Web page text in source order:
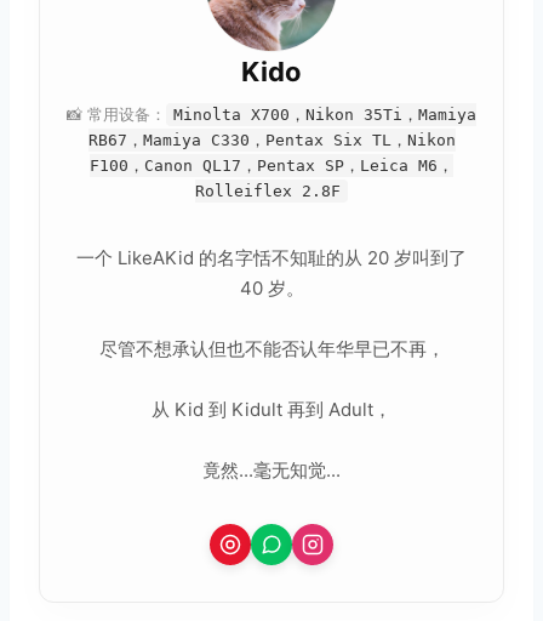
Kido
📸 常用设备：
Minolta X700，Nikon 35Ti，Mamiya
RB67，Mamiya C330，Pentax Six TL，Nikon
F100，Canon QL17，Pentax SP，Leica M6，
Rolleiflex 2.8F
一个 LikeAKid 的名字恬不知耻的从 20 岁叫到了
40 岁。
尽管不想承认但也不能否认年华早已不再，
从 Kid 到 Kidult 再到 Adult，
竟然...毫无知觉...